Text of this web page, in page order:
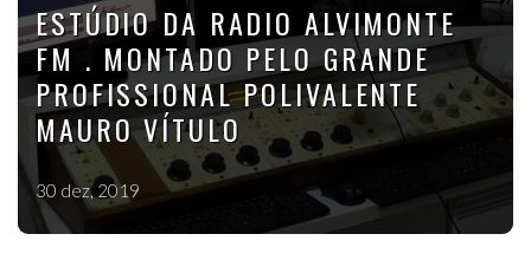
ESTÚDIO DA RADIO ALVIMONTE
FM . MONTADO PELO GRANDE
PROFISSIONAL POLIVALENTE
MAURO VÍTULO
30 dez, 2019